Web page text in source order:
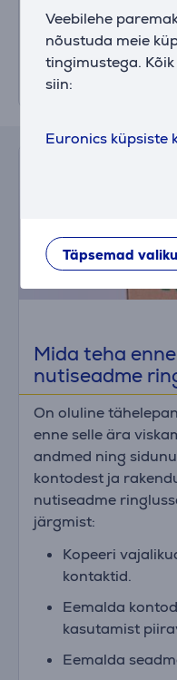
Veebilehe
nõustuda meie
tingimustega.
siin:
Euronics küpsiste
Täpsemad
vastavalt
Veendu, et oled
viskamist
Mida teha
nutiseadme
On oluline
enne selle ära
andmed ning
kontodest ja
nutiseadme
järgmist:
Kopeeri
kontaktid.
Eemalda
kasutamist
Eemalda